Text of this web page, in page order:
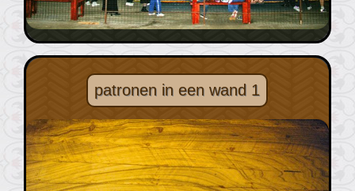
patronen in een wand 1